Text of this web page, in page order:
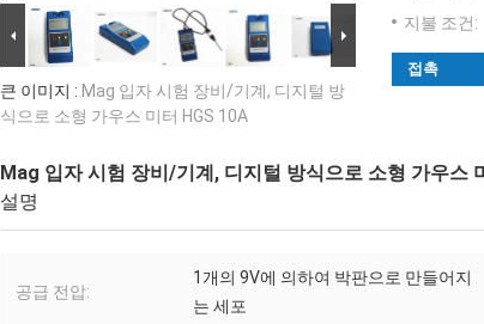
큰 이미지 : Mag 입자 시험 장비/기계, 디지털 방
식으로 소형 가우스 미터 HGS 10A
지불 조건:
접촉
Mag 입자 시험 장비/기계, 디지털 방식으로 소형 가우스
설명
공급 전압:
1개의 9V에 의하여 박판으로 만들어지
는 세포